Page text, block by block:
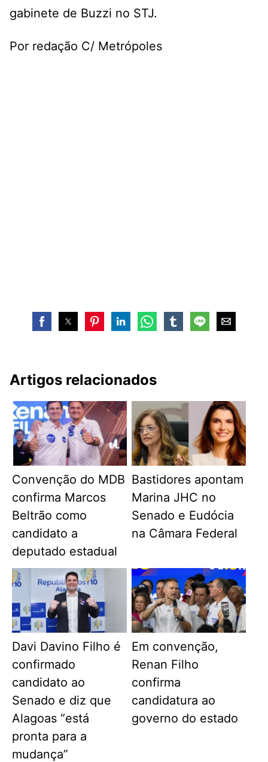
gabinete de Buzzi no STJ.
Por redação C/ Metrópoles
Artigos relacionados
Convenção do MDB
confirma Marcos
Beltrão como
candidato a
deputado estadual
Bastidores apontam
Marina JHC no
Senado e Eudócia
na Câmara Federal
Davi Davino Filho é
confirmado
candidato ao
Senado e diz que
Alagoas “está
pronta para a
mudança”
Em convenção,
Renan Filho
confirma
candidatura ao
governo do estado